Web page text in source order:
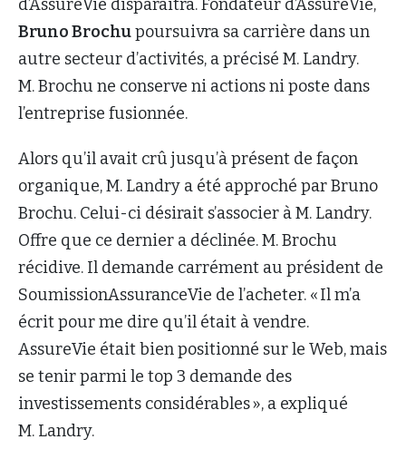
d’AssureVie disparaitra. Fondateur d’AssureVie,
Bruno Brochupoursuivra sa carrière dans un
autre secteur d’activités, a précisé M. Landry.
M. Brochu ne conserve ni actions ni poste dans
l’entreprise fusionnée.
Alors qu’il avait crû jusqu’à présent de façon
organique, M. Landry a été approché par Bruno
Brochu. Celui-ci désirait s’associer à M. Landry.
Offre que ce dernier a déclinée. M. Brochu
récidive. Il demande carrément au président de
SoumissionAssuranceVie de l’acheter. « Il m’a
écrit pour me dire qu’il était à vendre.
AssureVie était bien positionné sur le Web, mais
se tenir parmi le top 3 demande des
investissements considérables », a expliqué
M. Landry.